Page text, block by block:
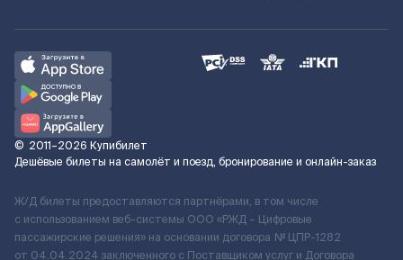
© 2011–2026 Купибилет
Дешёвые билеты на самолёт и поезд, бронирование и онлайн-заказ
Ж/Д билеты предоставляются партнёрами, в том числе
с использованием веб-системы ООО «РЖД – Цифровые
пассажирские решения» на основании договора № ЦПР-1282
от 04.04.2024 заключенного с Поставщиком услуг и Договора